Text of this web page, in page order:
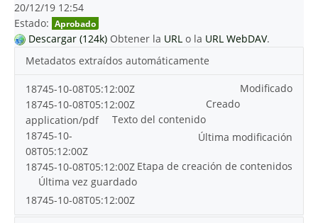
20/12/19 12:54
Estado: Aprobado
Descargar (124k) Obtener la URL o la URL WebDAV.
Metadatos extraídos automáticamente
Modificado
18745-10-08T05:12:00Z
Creado
18745-10-08T05:12:00Z
Texto del contenido
application/pdf
Última modificación
18745-10-
08T05:12:00Z
Etapa de creación de contenidos
18745-10-08T05:12:00Z
Última vez guardado
18745-10-08T05:12:00Z